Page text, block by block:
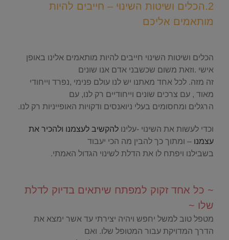
2.הכלים ושיטות השינוי – חייבים להיות
מותאמים אליכם
הכלים ושיטות השינוי חייבים להיות מותאמים אלינו באופן
אישי .וזאת משום שכשבני אדם אנו שונים
זה מזה. לכל אחד מאתנו יש לנו עולם פנימי ,נפרד וייחודי
מאוד , עם צרכים שונים וייחודיים רק לנו, עם
הרגלים ומחסומים בעלי ניואנסים ודקויות האופייניות רק לנו.
וכדי לעשות את השינוי -עלינו להקשיב לעצמנו ולהכיר את
עצמנו – ומתוך כך להבין מה הכי יעבוד
בשבילנו ויפתח לו את הדלת לשינוי הגדול האמתי.
~ כל אחד זקוק למפתח שיתאים בדיוק לדלת
שלו ~
מטפל טוב למשל יחפש ויהיה יצירתי עד אשר ימצא את
הדרך המדויקת עבור המטופל שלו. ואם